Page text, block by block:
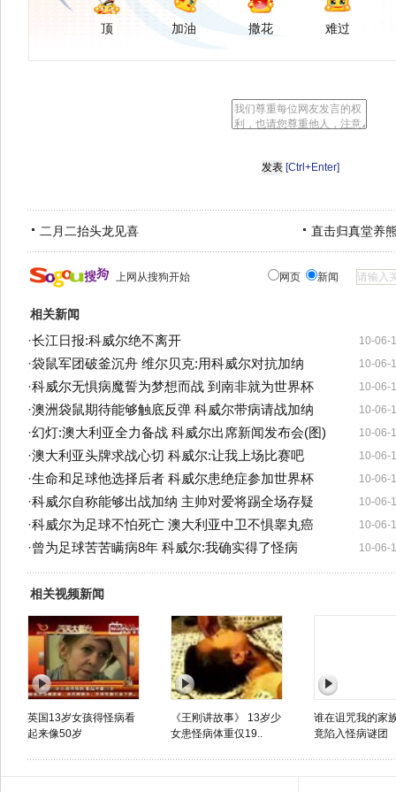
顶 加油 撒花 难过
[Ctrl+Enter]
二月二抬头龙见喜 直击归真堂养
上网从搜狗开始 网页 新闻
相关新闻
10-06-
·长江日报:科威尔绝不离开
10-06-
·袋鼠军团破釜沉舟 维尔贝克:用科威尔对抗加纳
10-06-
·科威尔无惧病魔誓为梦想而战 到南非就为世界杯
10-06-
·澳洲袋鼠期待能够触底反弹 科威尔带病请战加纳
10-06-
·幻灯:澳大利亚全力备战 科威尔出席新闻发布会(图)
10-06-
·澳大利亚头牌求战心切 科威尔:让我上场比赛吧
10-06-
·生命和足球他选择后者 科威尔患绝症参加世界杯
10-06-
·科威尔自称能够出战加纳 主帅对爱将踢全场存疑
10-06-
·科威尔为足球不怕死亡 澳大利亚中卫不惧睾丸癌
10-06-
·曾为足球苦苦瞒病8年 科威尔:我确实得了怪病
相关视频新闻
英国13岁女孩得怪病看
起来像50岁
《王刚讲故事》 13岁少
女患怪病体重仅19..
谁在诅咒我的家
竟陷入怪病谜团